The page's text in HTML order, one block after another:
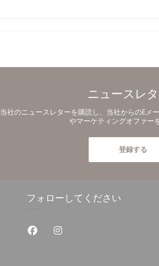
ニュースレ
当社のニュースレターを購読し、当社からのEメ
やマーケティングオファー
登録する
フォローしてください
Facebook ((新しいウィンドウ
Instagram ((新しいウィ